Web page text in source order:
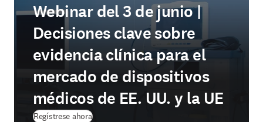
Webinar del 3 de junio |
Decisiones clave sobre
evidencia clínica para el
mercado de dispositivos
médicos de EE. UU. y la UE
Regístrese ahora(